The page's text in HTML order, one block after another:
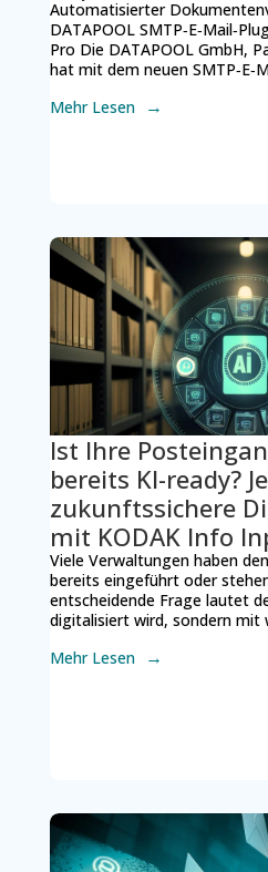
Automatisierter
DATAPOOL
Pro Die DATAPOOL GmbH,
hat mit dem neuen
Mehr Lesen
Ist Ihre
bereits KI-ready?
zukunftssichere
mit KODAK Info
Viele Verwaltungen haben
bereits eingeführt oder
entscheidende Frage lautet
digitalisiert wird, sondern mit
Mehr Lesen